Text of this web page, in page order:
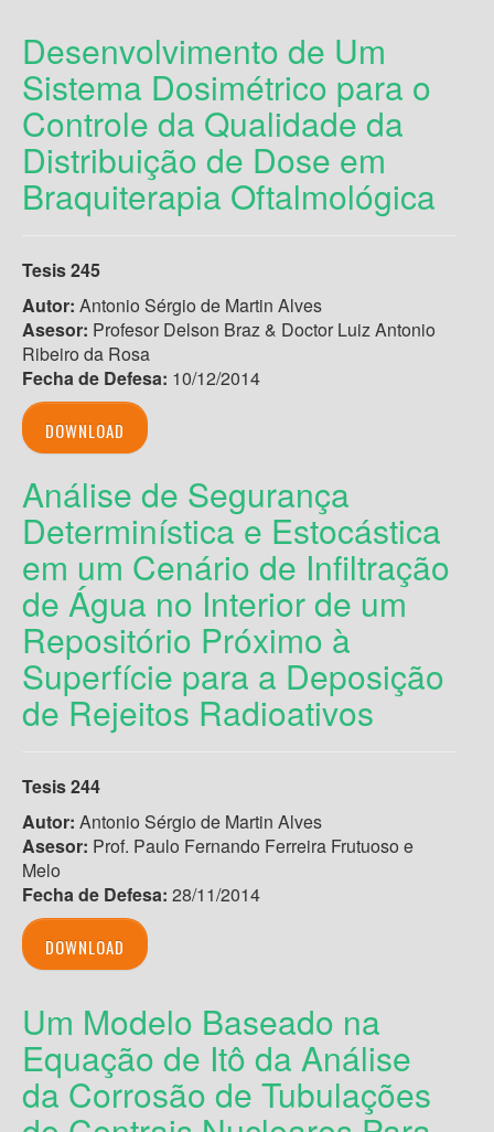
Desenvolvimento de Um
Sistema Dosimétrico para o
Controle da Qualidade da
Distribuição de Dose em
Braquiterapia Oftalmológica
Tesis 245
Autor: Antonio Sérgio de Martin Alves
Asesor: Profesor Delson Braz & Doctor Luiz Antonio
Ribeiro da Rosa
Fecha de Defesa: 10/12/2014
DOWNLOAD
Análise de Segurança
Determinística e Estocástica
em um Cenário de Infiltração
de Água no Interior de um
Repositório Próximo à
Superfície para a Deposição
de Rejeitos Radioativos
Tesis 244
Autor: Antonio Sérgio de Martin Alves
Asesor: Prof. Paulo Fernando Ferreira Frutuoso e
Melo
Fecha de Defesa: 28/11/2014
DOWNLOAD
Um Modelo Baseado na
Equação de Itô da Análise
da Corrosão de Tubulações